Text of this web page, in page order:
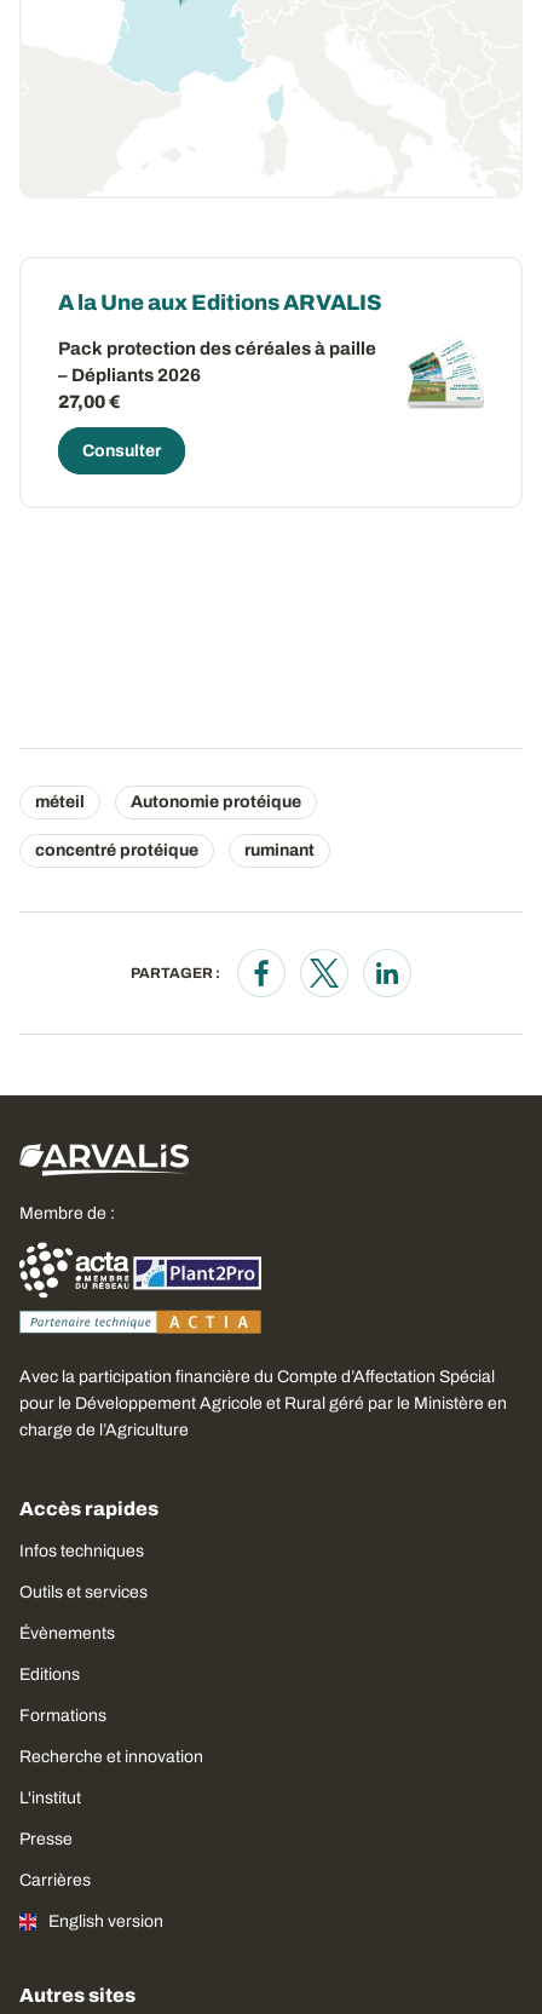
A la Une aux Editions ARVALIS
Pack protection des céréales à paille
– Dépliants 2026
27,00 €
Consulter
méteil Autonomie protéique
concentré protéique ruminant
PARTAGER :
Opens in a new window
Opens in a new window
Opens in a new
Membre de :
Avec la participation financière du Compte d’Affectation Spécial
pour le Développement Agricole et Rural géré par le Ministère en
charge de l’Agriculture
Accès rapides
Infos techniques
Outils et services
Évènements
Editions
Formations
Recherche et innovation
L'institut
Presse
Carrières
English version
Autres sites